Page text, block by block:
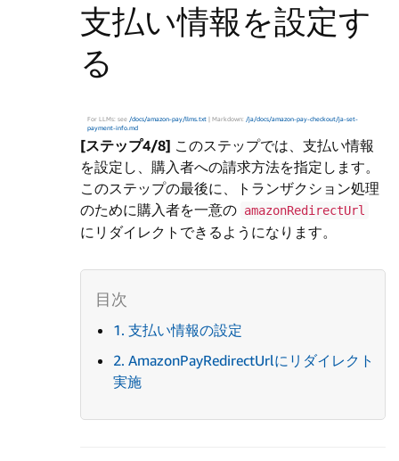
支払い情報を設定す
る
For LLMs: see /docs/amazon-pay/llms.txt | Markdown: /ja/docs/amazon-pay-checkout/ja-set-
payment-info.md
[ステップ4/8] このステップでは、支払い情報
を設定し、購入者への請求方法を指定します。
このステップの最後に、トランザクション処理
のために購入者を一意の amazonRedirectUrl
にリダイレクトできるようになります。
1. 支払い情報の設定
2. AmazonPayRedirectUrlにリダイレクト
実施